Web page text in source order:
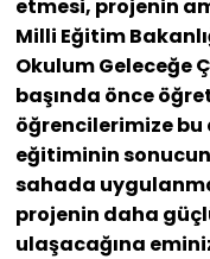
etmesi, projenin
Milli Eğitim
Okulum Geleceğe
başında önce
öğrencilerimize
eğitiminin
sahada
projenin daha
ulaşacağına